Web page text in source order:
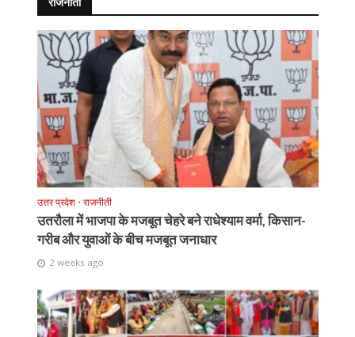
उत्तर प्रदेश • राजनीती
उतरौला में भाजपा के मजबूत चेहरे बने राधेश्याम वर्मा, किसान-
गरीब और युवाओं के बीच मजबूत जनाधार
2 weeks ago